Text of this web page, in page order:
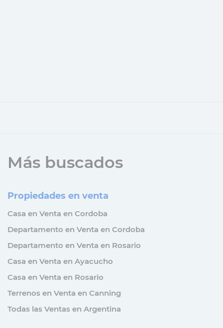
Más buscados
Propiedades en venta
Casa en Venta en Cordoba
Departamento en Venta en Cordoba
Departamento en Venta en Rosario
Casa en Venta en Ayacucho
Casa en Venta en Rosario
Terrenos en Venta en Canning
Todas las Ventas en Argentina